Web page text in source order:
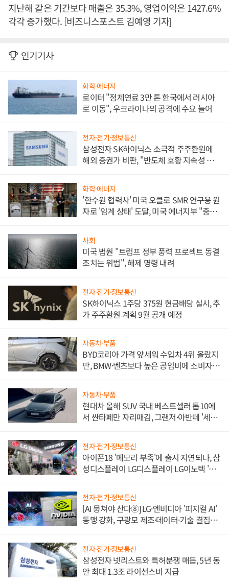
지난해 같은 기간보다 매출은 35.3%, 영업이익은 1427.6%
각각 증가했다. [비즈니스포스트 김예영 기자]
인기기사
화학·에너지
로이터 "정제연료 3만 톤 한국에서 러시아
로 이동", 우크라이나의 공격에 수요 늘어
전자·전기·정보통신
삼성전자 SK하이닉스 소극적 주주환원에
해외 증권가 비판, "반도체 호황 지속성 의
화학·에너지
'한수원 협력사' 미국 오클로 SMR 연구용 원
자로 '임계 상태' 도달, 미국 에너지부 "중요
사회
미국 법원 "트럼프 정부 풍력 프로젝트 동결
조치는 위법", 해제 명령 내려
전자·전기·정보통신
SK하이닉스 1주당 375원 현금배당 실시, 추
가 주주환원 계획 9월 공개 예정
자동차·부품
BYD코리아 가격 앞세워 수입차 4위 올랐지
만, BMW·벤츠보다 높은 공임비에 소비자
자동차·부품
현대차 올해 SUV 국내 베스트셀러 톱10에
서 싼타페만 자리매김, 그랜저·아반떼 '세단
전자·전기·정보통신
아이폰18 '메모리 부족'에 출시 지연되나, 삼
성디스플레이 LG디스플레이 LG이노텍 '탈
전자·전기·정보통신
[AI 뭉쳐야 산다⑧] LG·엔비디아 '피지컬 AI'
동맹 강화, 구광모 제조·데이터·기술 결집
전자·전기·정보통신
삼성전자 넷리스트와 특허분쟁 매듭, 5년 동
안 최대 1.3조 라이선스비 지급